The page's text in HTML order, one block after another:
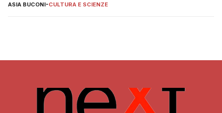
ASIA BUCONI-CULTURA E SCIENZE